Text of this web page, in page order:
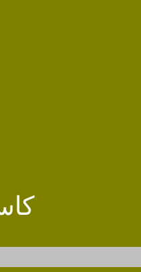
كاس